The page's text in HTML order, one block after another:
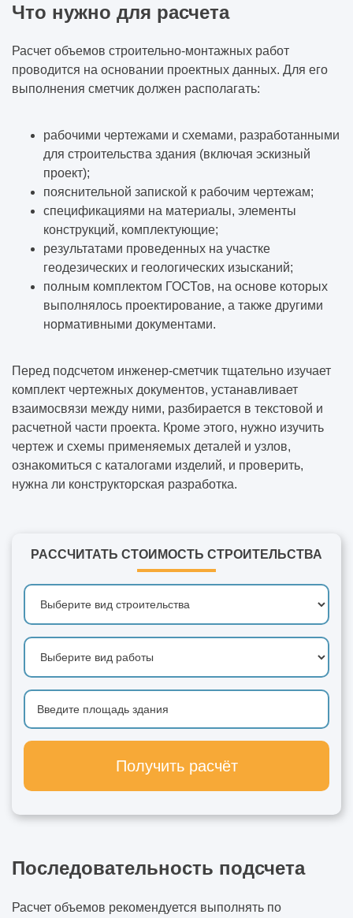
Что нужно для расчета
Расчет объемов строительно-монтажных работ
проводится на основании проектных данных. Для его
выполнения сметчик должен располагать:
рабочими чертежами и схемами, разработанными
для строительства здания (включая эскизный
проект);
пояснительной запиской к рабочим чертежам;
спецификациями на материалы, элементы
конструкций, комплектующие;
результатами проведенных на участке
геодезических и геологических изысканий;
полным комплектом ГОСТов, на основе которых
выполнялось проектирование, а также другими
нормативными документами.
Перед подсчетом инженер-сметчик тщательно изучает
комплект чертежных документов, устанавливает
взаимосвязи между ними, разбирается в текстовой и
расчетной части проекта. Кроме этого, нужно изучить
чертеж и схемы применяемых деталей и узлов,
ознакомиться с каталогами изделий, и проверить,
нужна ли конструкторская разработка.
РАССЧИТАТЬ СТОИМОСТЬ СТРОИТЕЛЬСТВА
Получить расчёт
Последовательность подсчета
Расчет объемов рекомендуется выполнять по